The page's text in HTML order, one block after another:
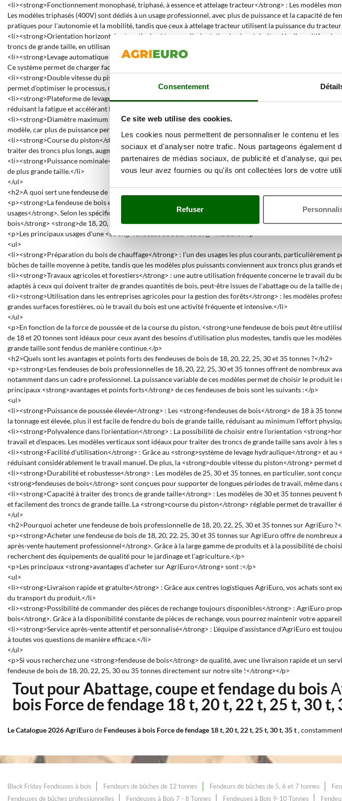
Consentement
Ce site web utilise des cookies.
Les cookies nous permettent de personnaliser le contenu et
sociaux et d'analyser notre trafic. Nous partageons également
partenaires de médias sociaux, de publicité et d'analyse, qui
vous leur avez fournies ou qu'ils ont collectées lors de votre
Refuser
<li><strong>Fonctionnement monophasé, triphasé, à essence et attelage tracteur</strong> : Les modèles
Les modèles triphasés (400V) sont dédiés à un usage professionnel, avec plus de puissance et la capacité de
pratiques pour l'autonomie et la mobilité, tandis que ceux à attelage tracteur utilisent la puissance du
<li><strong>Orientation horizontale et verticale</strong> : L'orientation horizontale étend le dispositif en
troncs de grande taille, en utilisant la force de gravité pour réduire l'effort physique et faciliter le
<li><strong>Levage automatique du tronc</strong> : Certains modèles sont équipés d'un dispositif qui
Ce système permet de charger facilement le tronc sans effort.</li>
<li><strong>Double vitesse du piston</strong> : Les modèles avec double vitesse du piston offrent une
permet d'optimiser le processus, réduisant le temps nécessaire pour chaque opération.</li>
<li><strong>Plateforme de levage hydraulique</strong> : La plateforme hydraulique facilite le chargement
réduisant la fatigue et accélérant les temps de travail.</li>
<li><strong>Diamètre maximum du tronc</strong> : Chaque modèle a un diamètre maximum qu'il peut
modèle, car plus de puissance permet de fendre des troncs plus gros.</li>
<li><strong>Course du piston</strong> : La course du piston détermine la longueur du tronc que l'appareil
traiter des troncs plus longs, augmentant ainsi la capacité de travail sans avoir à recouper les troncs.</li>
<li><strong>Puissance nominale</strong> : La puissance absorbée par la machine varie de 2200 W à 5500
de plus grande taille.</li>
</ul>
<h2>A quoi sert une fendeuse de bois de 18, 20, 22, 25, 30 et 35 tonnes ?</h2>
<p><strong>La fendeuse de bois est un appareil conçu pour diviser les troncs de bois en morceaux plus
usages</strong>. Selon les spécifications, ces outils peuvent fendre des troncs de différentes tailles,
bois</strong> <strong>de 18, 20, 22, 25, 30 ou 35 tonnes est particulièrement utile dans les contextes où
<p>Les principaux usages d'une <strong>fendeuse de bois</strong> incluent :</p>
<ul>
<li><strong>Préparation du bois de chauffage</strong> : l'un des usages les plus courants, particulièrement
bûches de taille moyenne à petite, tandis que les modèles plus puissants conviennent aux troncs plus grands
<li><strong>Travaux agricoles et forestiers</strong> : une autre utilisation fréquente concerne le travail du
adaptés à ceux qui doivent traiter de grandes quantités de bois, peut-être issues de l'abattage ou de la taille
<li><strong>Utilisation dans les entreprises agricoles pour la gestion des forêts</strong> : les modèles
grandes surfaces forestières, où le travail du bois est une activité fréquente et intensive.</li>
</ul>
<p>En fonction de la force de poussée et de la course du piston, <strong>une fendeuse de bois peut être
de 18 et 20 tonnes sont idéaux pour ceux ayant des besoins d'utilisation plus modestes, tandis que les
grande taille sont fendus de manière continue.</p>
<h2>Quels sont les avantages et points forts des fendeuses de bois de 18, 20, 22, 25, 30 et 35 tonnes ?</h2>
<p><strong>Les fendeuses de bois professionnelles de 18, 20, 22, 25, 30 et 35 tonnes offrent de nombreux
notamment dans un cadre professionnel. La puissance variable de ces modèles permet de choisir le produit
principaux <strong>avantages et points forts</strong> de ces fendeuses de bois sont les suivants :</p>
<ul>
<li><strong>Puissance de poussée élevée</strong> : Les <strong>fendeuses de bois</strong> de 18 à 35
la tonnage est élevée, plus il est facile de fendre du bois de grande taille, réduisant au minimum l'effort
<li><strong>Polyvalence dans l'orientation</strong> : La possibilité de choisir entre l'orientation
travail et d'espaces. Les modèles verticaux sont idéaux pour traiter des troncs de grande taille sans avoir à
<li><strong>Facilité d'utilisation</strong> : Grâce au <strong>système de levage hydraulique</strong> et
réduisant considérablement le travail manuel. De plus, la <strong>double vitesse du piston</strong>
<li><strong>Durabilité et robustesse</strong> : Les modèles de 25, 30 et 35 tonnes, en particulier, sont
<strong>fendeuses de bois</strong> sont conçues pour supporter de longues périodes de travail, même
<li><strong>Capacité à traiter des troncs de grande taille</strong> : Les modèles de 30 et 35 tonnes
et facilement des troncs de grande taille. La <strong>course du piston</strong> réglable permet de travailler
</ul>
<h2>Pourquoi acheter une fendeuse de bois professionnelle de 18, 20, 22, 25, 30 et 35 tonnes sur AgriEuro
<p><strong>Acheter une fendeuse de bois de 18, 20, 22, 25, 30 et 35 tonnes sur AgriEuro offre de
après-vente hautement professionnel</strong>. Grâce à la large gamme de produits et à la possibilité de
recherchent des équipements de qualité pour le jardinage et l'agriculture.</p>
<p>Les principaux <strong>avantages d'acheter sur AgriEuro</strong> sont :</p>
<ul>
<li><strong>Livraison rapide et gratuite</strong> : Grâce aux centres logistiques AgriEuro, vos achats sont
du transport du produit.</li>
<li><strong>Possibilité de commander des pièces de rechange toujours disponibles</strong> : AgriEuro
bois</strong>. Grâce à la disponibilité constante de pièces de rechange, vous pourrez maintenir votre
<li><strong>Service après-vente attentif et personnalisé</strong> : L'équipe d'assistance d'AgriEuro est
à toutes vos questions de manière efficace.</li>
</ul>
<p>Si vous recherchez une <strong>fendeuse de bois</strong> de qualité, avec une livraison rapide et un
fendeuse de bois de 18, 20, 22, 25, 30 ou 35 tonnes directement sur notre site !</strong></p>
Tout pour Abattage, coupe et fendage du bois
bois Force de fendage 18 t, 20 t, 22 t, 25 t, 30 t,
Le Catalogue 2026 AgriEurode Fendeuses à bois Force de fendage 18 t, 20 t, 22 t, 25 t, 30 t, 35 t,
Black Friday Fendeuses à bois Fendeurs de bûches de 12 tonnes Fendeurs de bûches de 5, 6 et 7 tonnes
Fendeuses de bûches professionnelles
Fendeuses à Bois 7 - 8 Tonnes Fendeuses à Bois 9-10 Tonnes